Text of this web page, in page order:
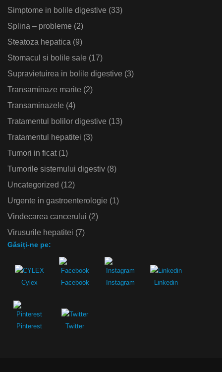
Simptome in bolile digestive (33)
Splina – probleme (2)
Steatoza hepatica (9)
Stomacul si bolile sale (17)
Supravietuirea in bolile digestive (3)
Transaminaze marite (2)
Transaminazele (4)
Tratamentul bolilor digestive (13)
Tratamentul hepatitei (3)
Tumori in ficat(1)
Tumorile sistemului digestiv (8)
Uncategorized (12)
Urgente in gastroenterologie (1)
Vindecarea cancerului (2)
Virusurile hepatitei (7)
Găsiți-ne pe:
Cylex Facebook Instagram Linkedin
Pinterest Twitter